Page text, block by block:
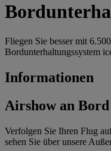
Fliegen Sie besser mit
Bordunterhaltungssystem
Informationen
Airshow an Bord
Verfolgen Sie Ihren Flug
sehen Sie über unsere